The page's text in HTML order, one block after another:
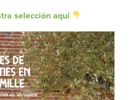
selección aquí